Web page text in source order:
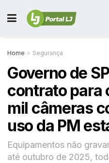
Home Segurança
Governo de
contrato para
mil câmeras
uso da PM
Equipamentos não
até outubro de 2025,